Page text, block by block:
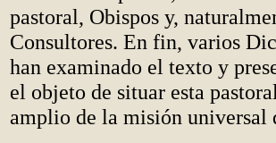
pastoral, Obispos y,
Consultores. En fin, varios
han examinado el texto y
el objeto de situar esta
amplio de la misión universal